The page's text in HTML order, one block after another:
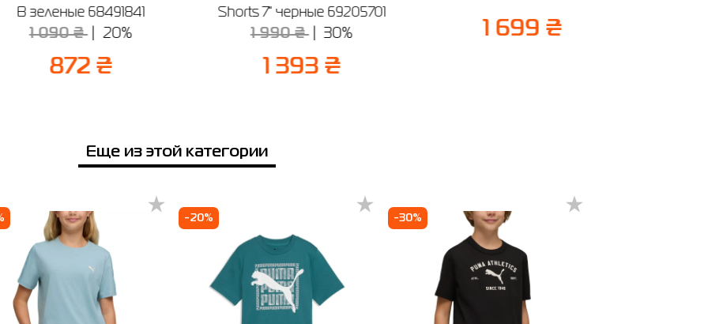
ул. М. Оводова, 51 (2-й этаж)
10:00 - 21:00
B зеленые 68491841
1 090 ₴ 20%
872 ₴
Shorts 7" черные 69205701
1 990 ₴ 30%
1 393 ₴
1 699 ₴
Еще из этой категории
-20% -30%